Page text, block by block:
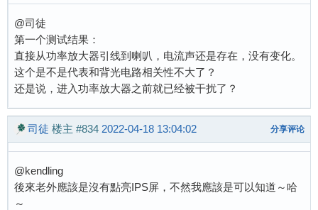
@司徒
第一个测试结果：
直接从功率放大器引线到喇叭，电流声还是存在，没有变化。
这个是不是代表和背光电路相关性不大了？
还是说，进入功率放大器之前就已经被干扰了？
司徒 楼主 #834 2022-04-18 13:04:02 分享评论
@kendling
後來老外應該是沒有點亮IPS屏，不然我應該是可以知道～哈
～